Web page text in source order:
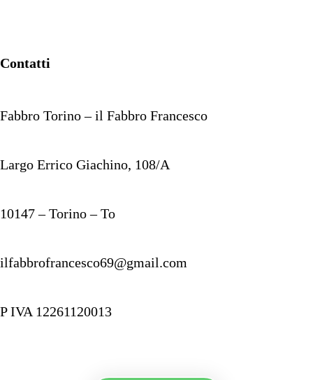
Contatti
Fabbro Torino – il Fabbro Francesco
Largo Errico Giachino, 108/A
10147 – Torino – To
ilfabbrofrancesco69@gmail.com
P IVA 12261120013